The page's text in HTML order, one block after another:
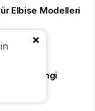
Elbise Modelleri
Hangi